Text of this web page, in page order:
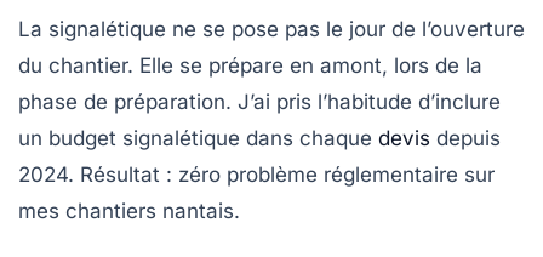
La signalétique ne se pose pas le jour de l’ouverture
du chantier. Elle se prépare en amont, lors de la
phase de préparation. J’ai pris l’habitude d’inclure
un budget signalétique dans chaque devis depuis
2024. Résultat : zéro problème réglementaire sur
mes chantiers nantais.